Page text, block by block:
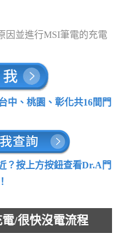
因並進行MSI筆電的充電
中、桃園、彰化共16間門
？按上方按鈕查看Dr.A門
/很快沒電流程